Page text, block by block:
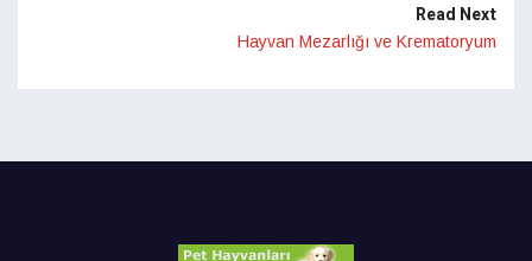
Read Next
Hayvan Mezarlığı ve Krematoryum